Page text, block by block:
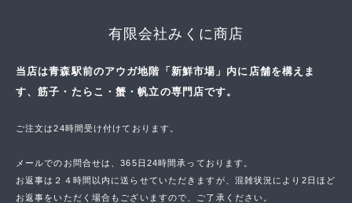
有限会社みくに商店
当店は青森駅前のアウガ地階「新鮮市場」内に店舗を構えま
す、筋子・たらこ・蟹・帆立の専門店です。
ご注文は24時間受け付けております。
メールでのお問合せは、365日24時間承っております。
お返事は２４時間以内に送らせていただきますが、混雑状況により2日ほど
お返事をいただく場合もございますので、ご了承ください。